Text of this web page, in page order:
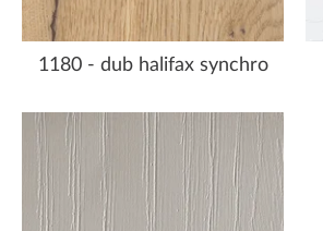
1180 - dub halifax synchro